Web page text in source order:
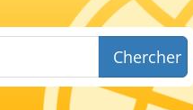
Chercher